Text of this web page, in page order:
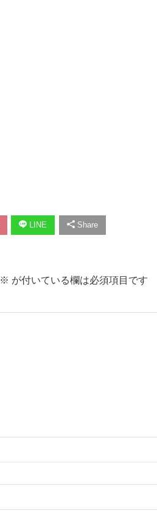
LINE Share
※ が付いている欄は必須項目です